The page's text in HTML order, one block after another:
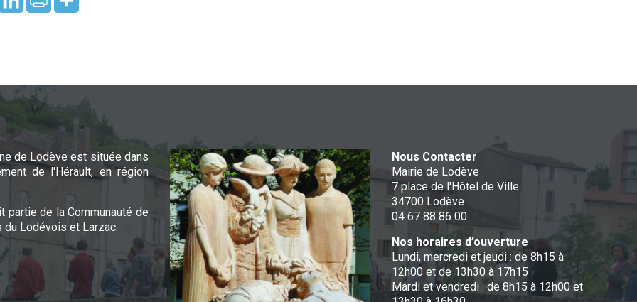
de Lodève est située dans
de l'Hérault, en région
partie de la Communauté de
du Lodévois et Larzac.
Nous Contacter
Mairie de Lodève
7 place de l'Hôtel de Ville
34700 Lodève
04 67 88 86 00
Nos horaires d’ouverture
Lundi, mercredi et jeudi : de 8h15 à
12h00 et de 13h30 à 17h15
Mardi et vendredi : de 8h15 à 12h00 et